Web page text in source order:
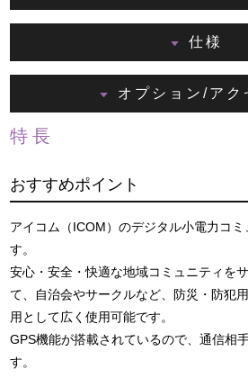
仕様
オプション/アク
特長
おすすめポイント
アイコム（ICOM）のデジタル小電力コ
す。
安心・安全・快適な地域コミュニティを
て、自治会やサークルなど、防災・防犯
用として広く使用可能です。
GPS機能が搭載されているので、通信相
す。